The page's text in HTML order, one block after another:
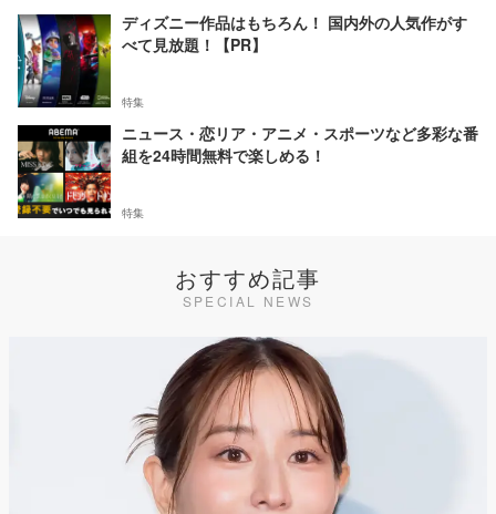
ディズニー作品はもちろん！ 国内外の人気作がす
べて見放題！【PR】
特集
ニュース・恋リア・アニメ・スポーツなど多彩な番
組を24時間無料で楽しめる！
特集
おすすめ記事
SPECIAL NEWS